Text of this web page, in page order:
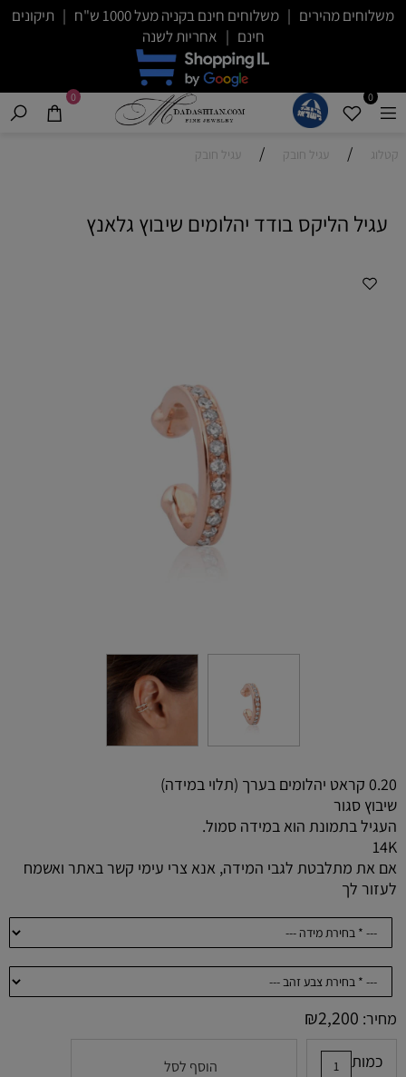
משלוחים מהירים | משלוחים חינם בקניה מעל 1000 ש"ח | תיקונים
חינם | אחריות לשנה
0
0
קטלוג / עגיל חובק / עגיל חובק
עגיל הליקס בודד יהלומים שיבוץ גלאנץ
0.20 קראט יהלומים בערך (תלוי במידה)
שיבוץ סגור
העגיל בתמונת הוא במידה סמול.
14K
אם את מתלבטת לגבי המידה, אנא צרי עימי קשר באתר ואשמח
לעזור לך
מחיר: ₪2,200
כמות הוסף לסל